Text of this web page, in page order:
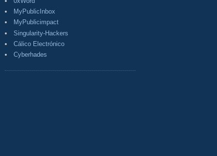
MyPublicInbox
MyPublicimpact
Singularity-Hackers
Cálico Electrónico
Cyberhades